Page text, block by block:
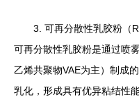
3. 可再分散性乳胶粉（
可再分散性乳胶粉是通过喷
乙烯共聚物VAE为主）制成
乳化，形成具有优异粘结性